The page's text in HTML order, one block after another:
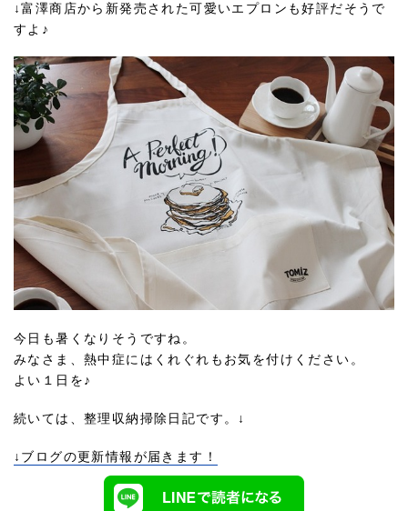
↓富澤商店から新発売された可愛いエプロンも好評だそうで
すよ♪
今日も暑くなりそうですね。
みなさま、熱中症にはくれぐれもお気を付けください。
よい１日を♪
続いては、整理収納掃除日記です。↓
↓ブログの更新情報が届きます！